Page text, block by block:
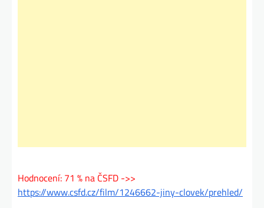
Hodnocení: 71 % na ČSFD ->>
https://www.csfd.cz/film/1246662-jiny-clovek/prehled/